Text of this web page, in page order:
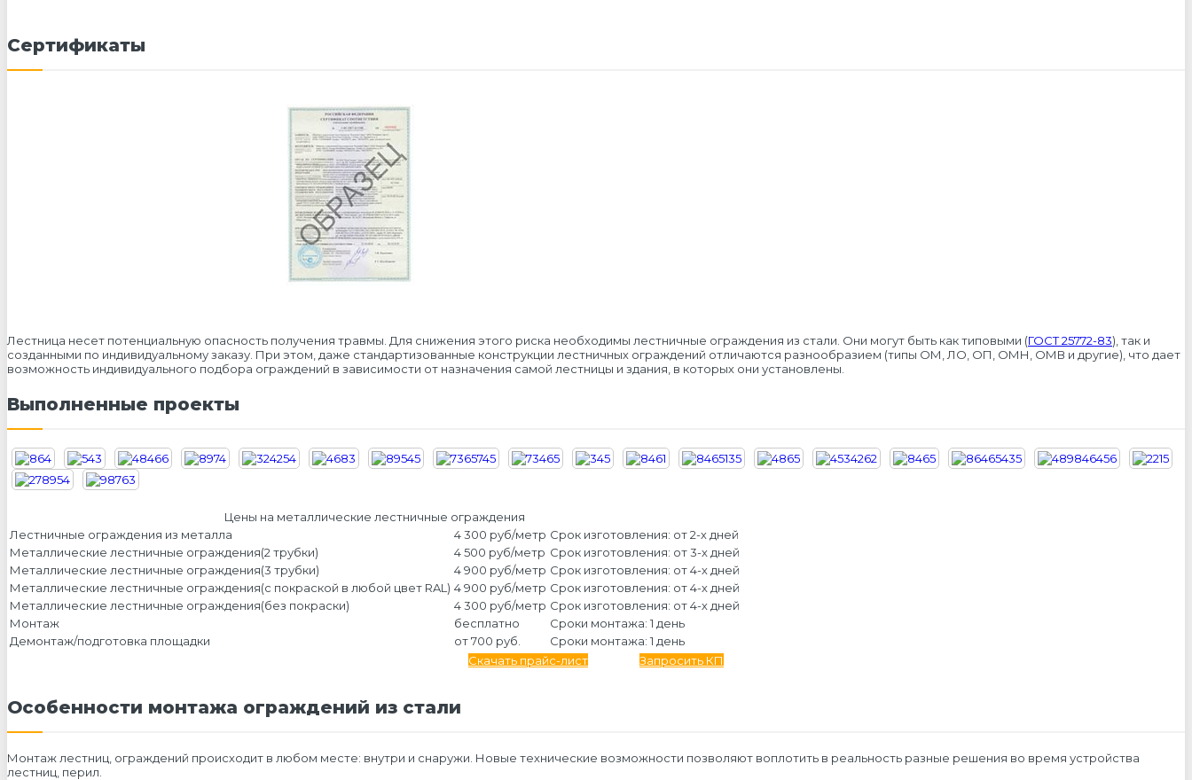
Сертификаты
Лестница несет потенциальную опасность получения травмы. Для снижения этого риска необходимы лестничные ограждения из стали. Они могут быть как типовыми (ГОСТ 25772-83), так и
созданными по индивидуальному заказу. При этом, даже стандартизованные конструкции лестничных ограждений отличаются разнообразием (типы ОМ, ЛО, ОП, ОМН, ОМВ и другие), что дает
возможность индивидуального подбора ограждений в зависимости от назначения самой лестницы и здания, в которых они установлены.
Выполненные проекты
Цены на металлические лестничные ограждения
Лестничные ограждения из металла
4 300 руб/метр Срок изготовления: от 2-х дней
Металлические лестничные ограждения(2 трубки)
4 500 руб/метр Срок изготовления: от 3-х дней
Металлические лестничные ограждения(3 трубки)
4 900 руб/метр Срок изготовления: от 4-х дней
Металлические лестничные ограждения(с покраской в любой цвет RAL) 4 900 руб/метр Срок изготовления: от 4-х дней
Металлические лестничные ограждения(без покраски)
4 300 руб/метр Срок изготовления: от 4-х дней
Монтаж
бесплатно
Сроки монтажа: 1 день
Демонтаж/подготовка площадки
от 700 руб.
Сроки монтажа: 1 день
Скачать прайс-лист
Запросить КП
Особенности монтажа ограждений из стали
Монтаж лестниц, ограждений происходит в любом месте: внутри и снаружи. Новые технические возможности позволяют воплотить в реальность разные решения во время устройства
лестниц, перил.